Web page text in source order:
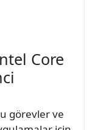
Core
görevler ve